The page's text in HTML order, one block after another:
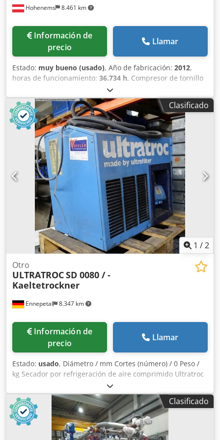
Hohenems 8.461 km
Información de
precio
Llamar
Estado: muy bueno (usado), Año de fabricación: 2012,
horas de funcionamiento: 36.734 h, Compresor de tornillo
Atlas Copco GA55FF Secador integrado 55 kW 9,80 bares
8,87 m³/min Csdpfx Amezphrwsrerf Año de fabricación:
2012 Horas de funcionamiento: 36.734
Clasificado
1 /2
Ennepetal 8.347 km
Otro
ULTRATROCSD 0080 / -
Kaeltetrockner
Información de
precio
Llamar
Estado: usado, Diámetro / mm Cortes (número) / 0 Peso /
kg Secador por refrigeración de aire comprimido Ultratroc
– Modelo SD 0060 / SD 304 – Año de fabricación 2009 Se
ofrece a la venta un secador por refrigeración de aire
comprimido Ultratroc de alta calidad (fabricado por
Ultrafilter) para el tratamiento fiable del aire comprimido
en entornos industriales y de talleres. El dispositivo
garantiza la eliminación eficaz de la humedad de los
Clasificado